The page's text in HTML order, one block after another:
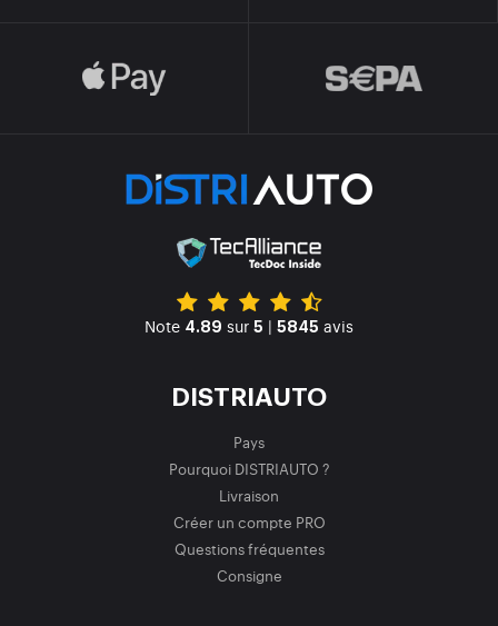
Note 4.89 sur 5 | 5845 avis
DISTRIAUTO
Pays
Pourquoi DISTRIAUTO ?
Livraison
Créer un compte PRO
Questions fréquentes
Consigne